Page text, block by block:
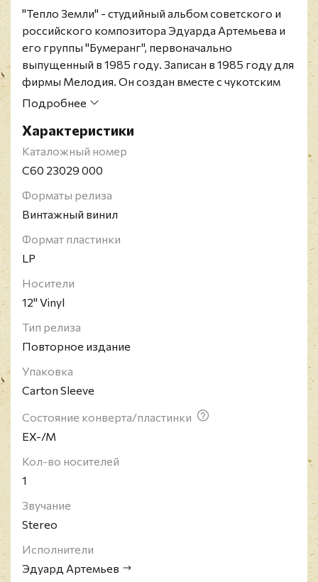
"Тепло Земли" - студийный альбом советского и
российского композитора Эдуарда Артемьева и
его группы "Бумеранг", первоначально
выпущенный в 1985 году. Записан в 1985 году для
фирмы Мелодия. Он создан вместе с чукотским
писателем Юрием Рытхэу на его стихи.
Рождественская. Альбом был положительно
оценён как создателями, так и критиками.
Советское повторное издание конца 1980-х
состоянии, винил в идеальном. Лейблы белые.
Эдуард Николаевич Артемьев - советский и
российский композитор. Народный артист
Российской Федерации (1999). Четырёхкратный
Федерации (1993, 1995, 1999, 2017). Лауреат
Государственной премии РСФСР (1988). Широко
Тарковского, Никиты Михалкова и Андрея
Кончаловского.
Подробнее
Характеристики
Каталожный номер
С60 23029 000
Форматы релиза
Винтажный винил
Формат пластинки
LP
Носители
12" Vinyl
Тип релиза
Повторное издание
Упаковка
Carton Sleeve
Состояние конверта/пластинки
EX-/M
Кол-во носителей
1
Звучание
Stereo
Исполнители
Эдуард Артемьев